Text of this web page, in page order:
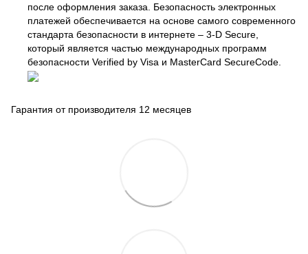
после оформления заказа. Безопасность электронных
платежей обеспечивается на основе самого современного
стандарта безопасности в интернете – 3-D Secure,
который является частью международных программ
безопасности Verified by Visa и MasterCard SecureCode.
Гарантия от производителя 12 месяцев